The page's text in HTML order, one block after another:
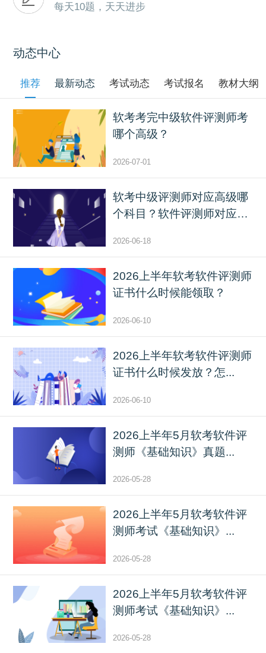
每天10题，天天进步
动态中心
推荐 最新动态 考试动态 考试报名 教材大纲
软考考完中级软件评测师考
哪个高级？
2026-07-01
软考中级评测师对应高级哪
个科目？软件评测师对应
2026-06-18
2026上半年软考软件评测师
证书什么时候能领取？
2026-06-10
2026上半年软考软件评测师
证书什么时候发放？怎...
2026-06-10
2026上半年5月软考软件评
测师《基础知识》真题...
2026-05-28
2026上半年5月软考软件评
测师考试《基础知识》...
2026-05-28
2026上半年5月软考软件评
测师考试《基础知识》...
2026-05-28